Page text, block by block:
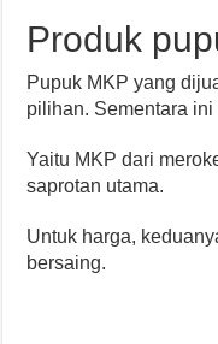
Produk
Pupuk MKP yang
pilihan. Sementara
Yaitu MKP dari
saprotan utama.
Untuk harga,
bersaing.